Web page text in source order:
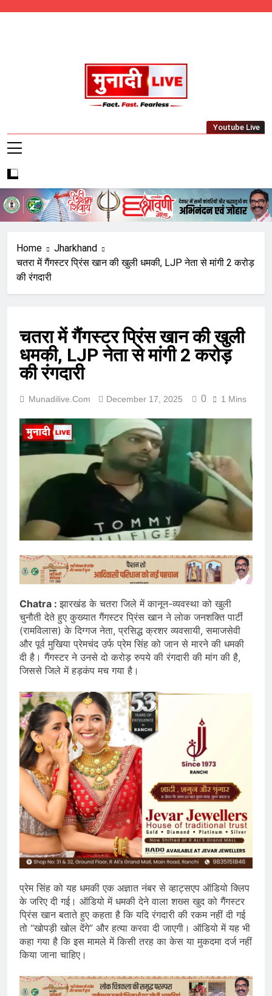
Munadi Live – Jharkhand's Leading Local
Youtube Live
Home
Jharkhand
चतरा में गैंगस्टर प्रिंस खान की खुली धमकी, LJP नेता से मांगी 2 करोड़
की रंगदारी
चतरा में गैंगस्टर प्रिंस खान की खुली
धमकी, LJP नेता से मांगी 2 करोड़
की रंगदारी
Munadilive.com December 17, 2025 0 1 Mins
Chatra :झारखंड के चतरा जिले में कानून-व्यवस्था को खुली
चुनौती देते हुए कुख्यात गैंगस्टर प्रिंस खान ने लोक जनशक्ति पार्टी
(रामविलास) के दिग्गज नेता, प्रसिद्ध क्रशर व्यवसायी, समाजसेवी
और पूर्व मुखिया प्रेमचंद उर्फ प्रेम सिंह को जान से मारने की धमकी
दी है। गैंगस्टर ने उनसे दो करोड़ रुपये की रंगदारी की मांग की है,
जिससे जिले में हड़कंप मच गया है।
प्रेम सिंह को यह धमकी एक अज्ञात नंबर से व्हाट्सएप ऑडियो क्लिप
के जरिए दी गई। ऑडियो में धमकी देने वाला शख्स खुद को गैंगस्टर
प्रिंस खान बताते हुए कहता है कि यदि रंगदारी की रकम नहीं दी गई
तो “खोपड़ी खोल देंगे” और हत्या करवा दी जाएगी। ऑडियो में यह भी
कहा गया है कि इस मामले में किसी तरह का केस या मुकदमा दर्ज नहीं
किया जाना चाहिए।